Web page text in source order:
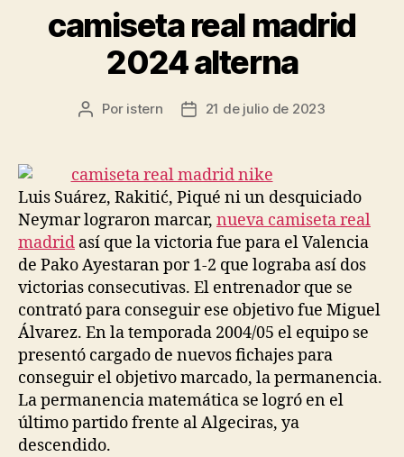
camiseta real madrid
2024 alterna
Autor
entrada
Por istern
Fecha
entrada
21 de julio de 2023
Luis Suárez, Rakitić, Piqué ni un desquiciado
Neymar lograron marcar, nueva camiseta real
madrid así que la victoria fue para el Valencia
de Pako Ayestaran por 1-2 que lograba así dos
victorias consecutivas. El entrenador que se
contrató para conseguir ese objetivo fue Miguel
Álvarez. En la temporada 2004/05 el equipo se
presentó cargado de nuevos fichajes para
conseguir el objetivo marcado, la permanencia.
La permanencia matemática se logró en el
último partido frente al Algeciras, ya
descendido.